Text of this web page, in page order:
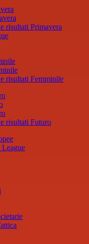
risultati Primavera
risultati Femminile
risultati Futuro
League